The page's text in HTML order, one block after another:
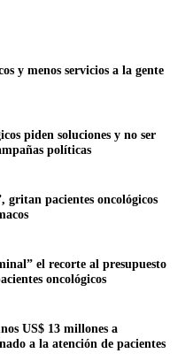
y menos servicios a la gente
piden soluciones y no ser
políticas
gritan pacientes oncológicos
el recorte al presupuesto
US$ 13 millones a
a la atención de pacientes